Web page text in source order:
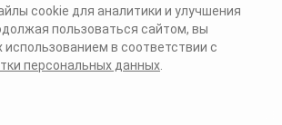
cookie для аналитики и улучшения
пользоваться сайтом, вы
использованием в соответствии с
персональных данных